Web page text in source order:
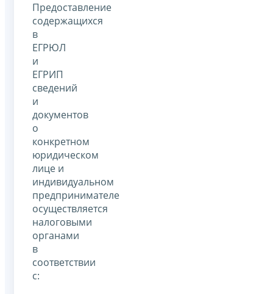
Предоставление
содержащихся
в
ЕГРЮЛ
и
ЕГРИП
сведений
и
документов
о
конкретном
юридическом
лице и
индивидуальном
предпринимателе
осуществляется
налоговыми
органами
в
соответствии
с: